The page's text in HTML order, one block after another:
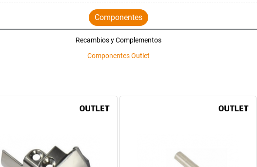
Componentes
Recambios y Complementos
Componentes Outlet